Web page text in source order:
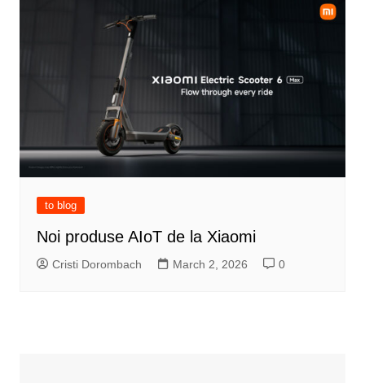
to blog
Noi produse AIoT de la Xiaomi
Cristi Dorombach March 2, 2026 0